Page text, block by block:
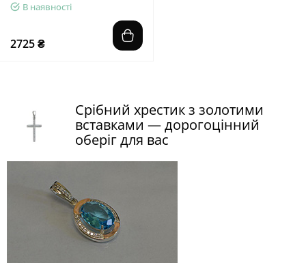
В наявності
2725 ₴
Срібний хрестик з золотими
вставками — дорогоцінний
оберіг для вас